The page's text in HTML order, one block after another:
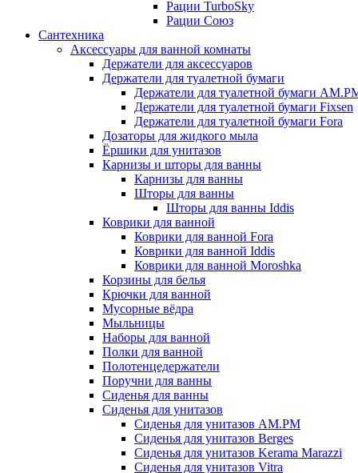
Рации TurboSky
Рации Союз
Сантехника
Аксессуары для ванной комнаты
Держатели для аксессуаров
Держатели для туалетной бумаги
Держатели для туалетной бумаги
Держатели для туалетной бумаги Fixsen
Держатели для туалетной бумаги Fora
Дозаторы для жидкого мыла
Ёршики для унитазов
Карнизы и шторы для ванны
Карнизы для ванны
Шторы для ванны
Шторы для ванны Iddis
Коврики для ванной
Коврики для ванной Fora
Коврики для ванной Iddis
Коврики для ванной Moroshka
Корзины для белья
Крючки для ванной
Мусорные вёдра
Мыльницы
Наборы для ванной
Полки для ванной
Полотенцедержатели
Поручни для ванны
Сиденья для ванны
Сиденья для унитазов
Сиденья для унитазов AM.PM
Сиденья для унитазов Berges
Сиденья для унитазов Kerama Marazzi
Сиденья для унитазов Vitra